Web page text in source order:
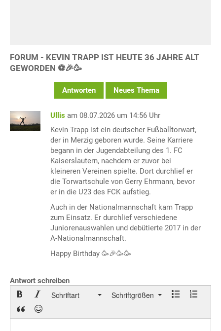
FORUM - KEVIN TRAPP IST HEUTE 36 JAHRE ALT
GEWORDEN ⚽️🎉🥳
Antworten Neues Thema
Ullis am 08.07.2026 um 14:56 Uhr
Kevin Trapp ist ein deutscher Fußballtorwart,
der in Merzig geboren wurde. Seine Karriere
begann in der Jugendabteilung des 1. FC
Kaiserslautern, nachdem er zuvor bei
kleineren Vereinen spielte. Dort durchlief er
die Torwartschule von Gerry Ehrmann, bevor
er in die U23 des FCK aufstieg.
Auch in der Nationalmannschaft kam Trapp
zum Einsatz. Er durchlief verschiedene
Juniorenauswahlen und debütierte 2017 in der
A-Nationalmannschaft.
Happy Birthday 🥳🎉🥳🥳
Antwort schreiben
Schriftart Schriftgrößen